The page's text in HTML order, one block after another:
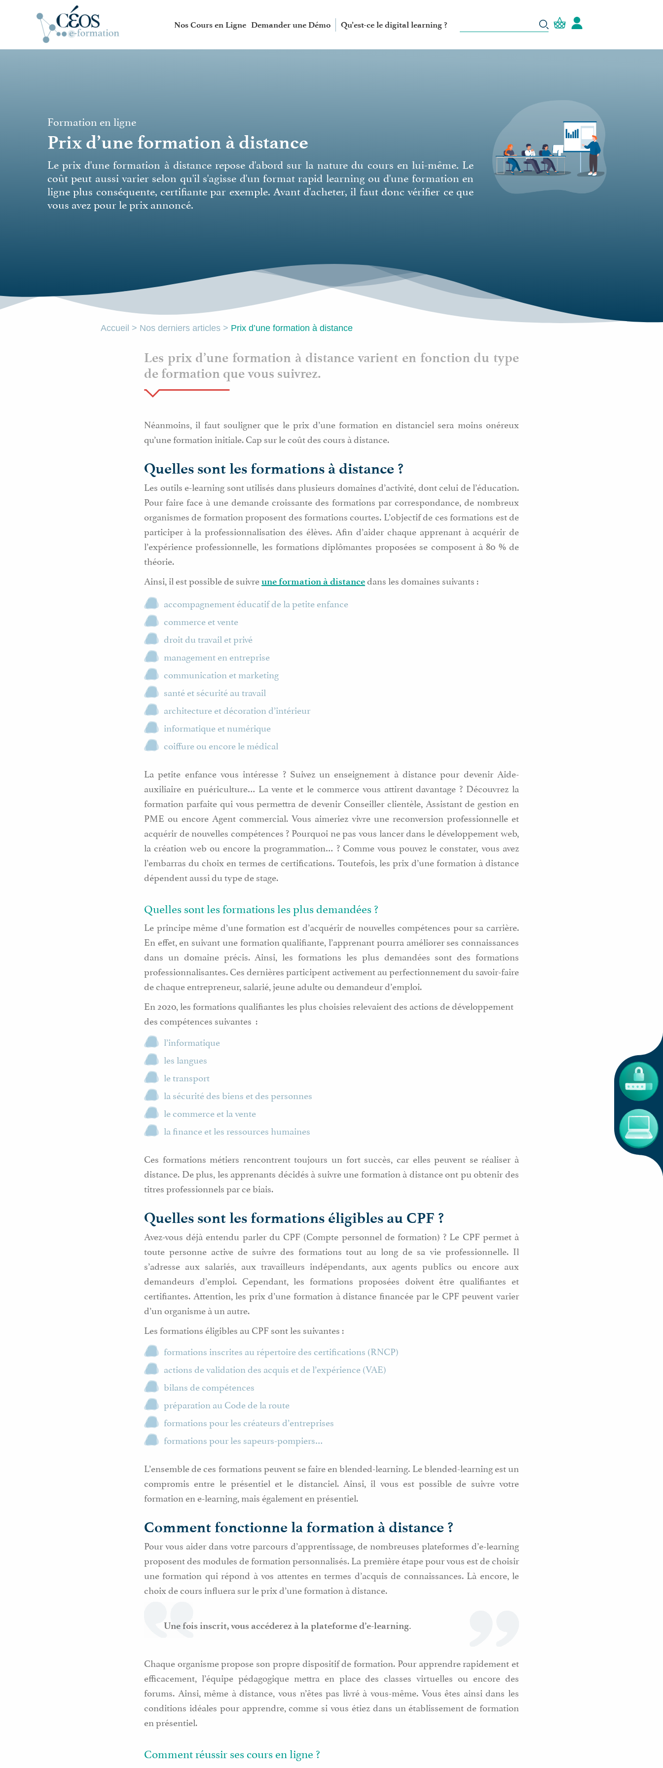
Nos Cours en Ligne Demander une Démo Qu’est-ce le digital learning ?
Formation en ligne
Prix d’une formation à distance
Le prix d'une formation à distance repose d'abord sur la nature du cours en lui-même. Le
coût peut aussi varier selon qu'il s'agisse d'un format rapid learning ou d'une formation en
ligne plus conséquente, certifiante par exemple. Avant d'acheter, il faut donc vérifier ce que
vous avez pour le prix annoncé.
Accueil > Nos derniers articles > Prix d’une formation à distance
Les prix d’une formation à distance varient en fonction du type
de formation que vous suivrez.
Néanmoins, il faut souligner que le prix d’une formation en distanciel sera moins onéreux
qu’une formation initiale. Cap sur le coût des cours à distance.
Quelles sont les formations à distance ?
Les outils e-learning sont utilisés dans plusieurs domaines d’activité, dont celui de l’éducation.
Pour faire face à une demande croissante des formations par correspondance, de nombreux
organismes de formation proposent des formations courtes. L’objectif de ces formations est de
participer à la professionnalisation des élèves. Afin d’aider chaque apprenant à acquérir de
l’expérience professionnelle, les formations diplômantes proposées se composent à 80 % de
théorie.
Ainsi, il est possible de suivreune formation à distancedans les domaines suivants :
accompagnement éducatif de la petite enfance
commerce et vente
droit du travail et privé
management en entreprise
communication et marketing
santé et sécurité au travail
architecture et décoration d’intérieur
informatique et numérique
coiffure ou encore le médical
La petite enfance vous intéresse ? Suivez un enseignement à distance pour devenir Aide-
auxiliaire en puériculture… La vente et le commerce vous attirent davantage ? Découvrez la
formation parfaite qui vous permettra de devenir Conseiller clientèle, Assistant de gestion en
PME ou encore Agent commercial. Vous aimeriez vivre une reconversion professionnelle et
acquérir de nouvelles compétences ? Pourquoi ne pas vous lancer dans le développement web,
la création web ou encore la programmation… ? Comme vous pouvez le constater, vous avez
l’embarras du choix en termes de certifications. Toutefois, les prix d’une formation à distance
dépendent aussi du type de stage.
Quelles sont les formations les plus demandées ?
Le principe même d’une formation est d’acquérir de nouvelles compétences pour sa carrière.
En effet, en suivant une formation qualifiante, l’apprenant pourra améliorer ses connaissances
dans un domaine précis. Ainsi, les formations les plus demandées sont des formations
professionnalisantes. Ces dernières participent activement au perfectionnement du savoir-faire
de chaque entrepreneur, salarié, jeune adulte ou demandeur d’emploi.
En 2020, les formations qualifiantes les plus choisies relevaient des actions de développement
des compétences suivantes :
l’informatique
les langues
le transport
la sécurité des biens et des personnes
le commerce et la vente
la finance et les ressources humaines
Ces formations métiers rencontrent toujours un fort succès, car elles peuvent se réaliser à
distance. De plus, les apprenants décidés à suivre une formation à distance ont pu obtenir des
titres professionnels par ce biais.
Quelles sont les formations éligibles au CPF ?
Avez-vous déjà entendu parler du CPF (Compte personnel de formation) ? Le CPF permet à
toute personne active de suivre des formations tout au long de sa vie professionnelle. Il
s’adresse aux salariés, aux travailleurs indépendants, aux agents publics ou encore aux
demandeurs d’emploi. Cependant, les formations proposées doivent être qualifiantes et
certifiantes. Attention, les prix d’une formation à distance financée par le CPF peuvent varier
d’un organisme à un autre.
Les formations éligibles au CPF sont les suivantes :
formations inscrites au répertoire des certifications (RNCP)
actions de validation des acquis et de l’expérience (VAE)
bilans de compétences
préparation au Code de la route
formations pour les créateurs d’entreprises
formations pour les sapeurs-pompiers…
L’ensemble de ces formations peuvent se faire en blended-learning. Le blended-learning est un
compromis entre le présentiel et le distanciel. Ainsi, il vous est possible de suivre votre
formation en e-learning, mais également en présentiel.
Comment fonctionne la formation à distance ?
Pour vous aider dans votre parcours d’apprentissage, de nombreuses plateformes d’e-learning
proposent des modules de formation personnalisés. La première étape pour vous est de choisir
une formation qui répond à vos attentes en termes d’acquis de connaissances. Là encore, le
choix de cours influera sur le prix d’une formation à distance.
Une fois inscrit, vous accéderez à la plateforme d’e-learning.
Chaque organisme propose son propre dispositif de formation. Pour apprendre rapidement et
efficacement, l’équipe pédagogique mettra en place des classes virtuelles ou encore des
forums. Ainsi, même à distance, vous n’êtes pas livré à vous-même. Vous êtes ainsi dans les
conditions idéales pour apprendre, comme si vous étiez dans un établissement de formation
en présentiel.
Comment réussir ses cours en ligne ?